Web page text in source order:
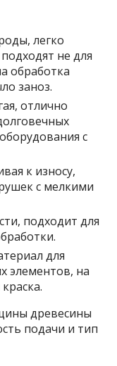
легко
не для
обработка
заноз.
отлично
с
к износу,
с мелкими
подходит для
для
элементов, на
древесины
подачи и тип